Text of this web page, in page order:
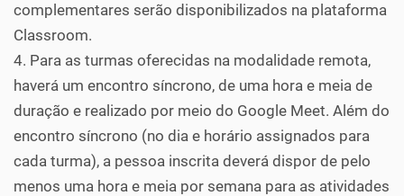
complementares serão disponibilizados na plataforma
Classroom.
4. Para as turmas oferecidas na modalidade remota,
haverá um encontro síncrono, de uma hora e meia de
duração e realizado por meio do Google Meet. Além do
encontro síncrono (no dia e horário assignados para
cada turma), a pessoa inscrita deverá dispor de pelo
menos uma hora e meia por semana para as atividades